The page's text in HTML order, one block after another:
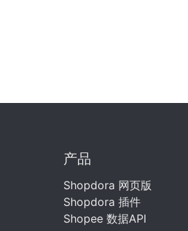
产品
Shopdora 网页版
Shopdora 插件
Shopee 数据API